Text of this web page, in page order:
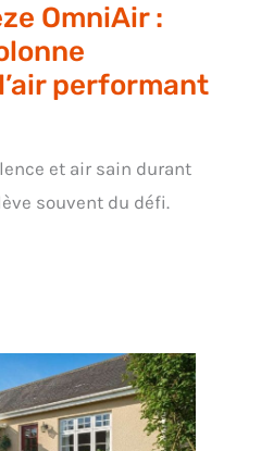
OmniAir :
performant
et air sain durant
souvent du défi.